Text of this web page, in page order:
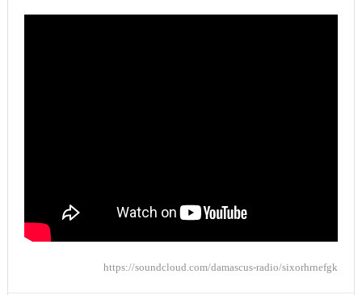
https://soundcloud.com/damascus-radio/sixorhrnefgk